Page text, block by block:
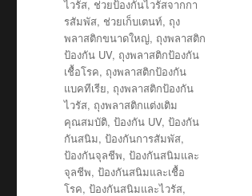
ไวรัส, ช่วยป้องกันไวรัสจากกา
รสัมพัส, ช่วยเก็บเตนท์, ถุง
พลาสติกขนาดใหญ่, ถุงพลาสติก
ป้องกัน UV, ถุงพลาสติกป้องกัน
เชื้อโรค, ถุงพลาสติกป้องกัน
แบคทีเรีย, ถุงพลาสติกป้องกัน
ไวรัส, ถุงพลาสติกแต่งเติม
คุณสมบัติ,ป้องกัน UV,ป้องกัน
กันสนิม,ป้องกันการสัมพัส,
ป้องกันจุลชีพ,ป้องกันสนิมและ
จุลชีพ,ป้องกันสนิมและเชื้อ
โรค,ป้องกันสนิมและไวรัส,